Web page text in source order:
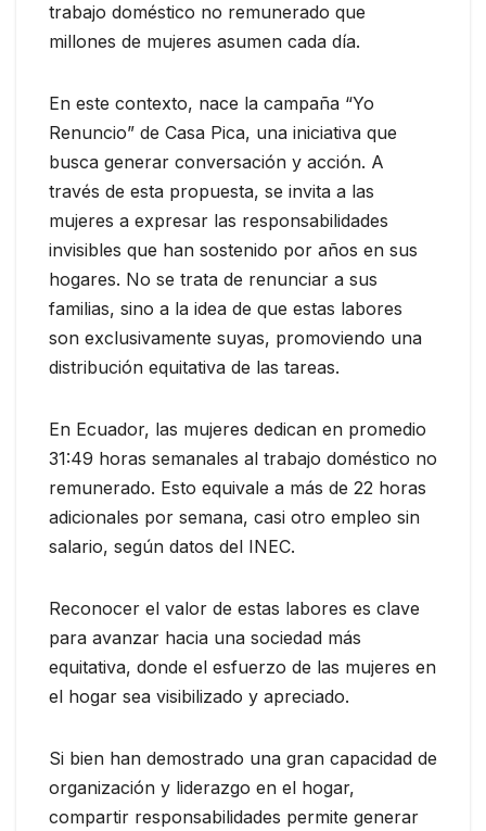
trabajo doméstico no remunerado que
millones de mujeres asumen cada día.
En este contexto, nace la campaña “Yo
Renuncio” de Casa Pica, una iniciativa que
busca generar conversación y acción. A
través de esta propuesta, se invita a las
mujeres a expresar las responsabilidades
invisibles que han sostenido por años en sus
hogares. No se trata de renunciar a sus
familias, sino a la idea de que estas labores
son exclusivamente suyas, promoviendo una
distribución equitativa de las tareas.
En Ecuador, las mujeres dedican en promedio
31:49 horas semanales al trabajo doméstico no
remunerado. Esto equivale a más de 22 horas
adicionales por semana, casi otro empleo sin
salario, según datos del INEC.
Reconocer el valor de estas labores es clave
para avanzar hacia una sociedad más
equitativa, donde el esfuerzo de las mujeres en
el hogar sea visibilizado y apreciado.
Si bien han demostrado una gran capacidad de
organización y liderazgo en el hogar,
compartir responsabilidades permite generar